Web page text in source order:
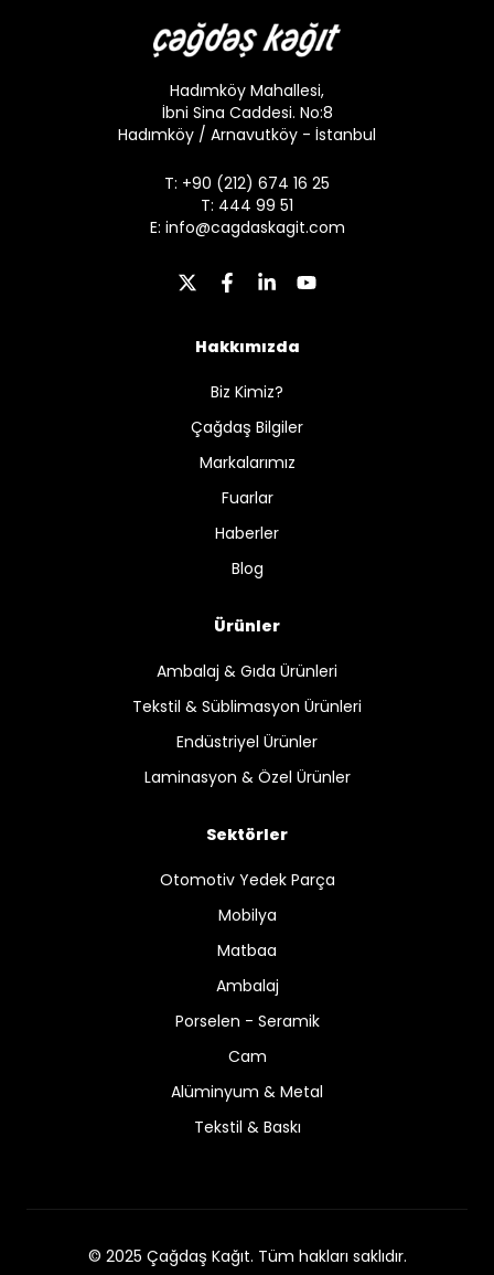
Hadımköy Mahallesi,
İbni Sina Caddesi. No:8
Hadımköy / Arnavutköy - İstanbul
T: +90 (212) 674 16 25
T: 444 99 51
E: info@cagdaskagit.com
Hakkımızda
Biz Kimiz?
Çağdaş Bilgiler
Markalarımız
Fuarlar
Haberler
Blog
Ürünler
Ambalaj & Gıda Ürünleri
Tekstil & Süblimasyon Ürünleri
Endüstriyel Ürünler
Laminasyon & Özel Ürünler
Sektörler
Otomotiv Yedek Parça
Mobilya
Matbaa
Ambalaj
Porselen - Seramik
Cam
Alüminyum & Metal
Tekstil & Baskı
© 2025 Çağdaş Kağıt. Tüm hakları saklıdır.